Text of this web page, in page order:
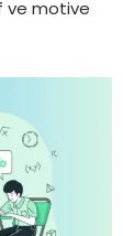
ve motive